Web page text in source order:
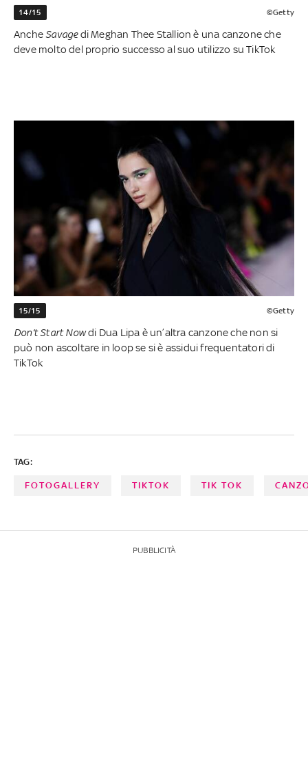
14/15 ©Getty
AncheSavagedi Meghan Thee Stallion è una canzone che
deve molto del proprio successo al suo utilizzo su TikTok
15/15 ©Getty
Don’t Start Nowdi Dua Lipa è un’altra canzone che non si
può non ascoltare in loop se si è assidui frequentatori di
TikTok
TAG:
FOTOGALLERY TIKTOK TIK TOK
PUBBLICITÀ